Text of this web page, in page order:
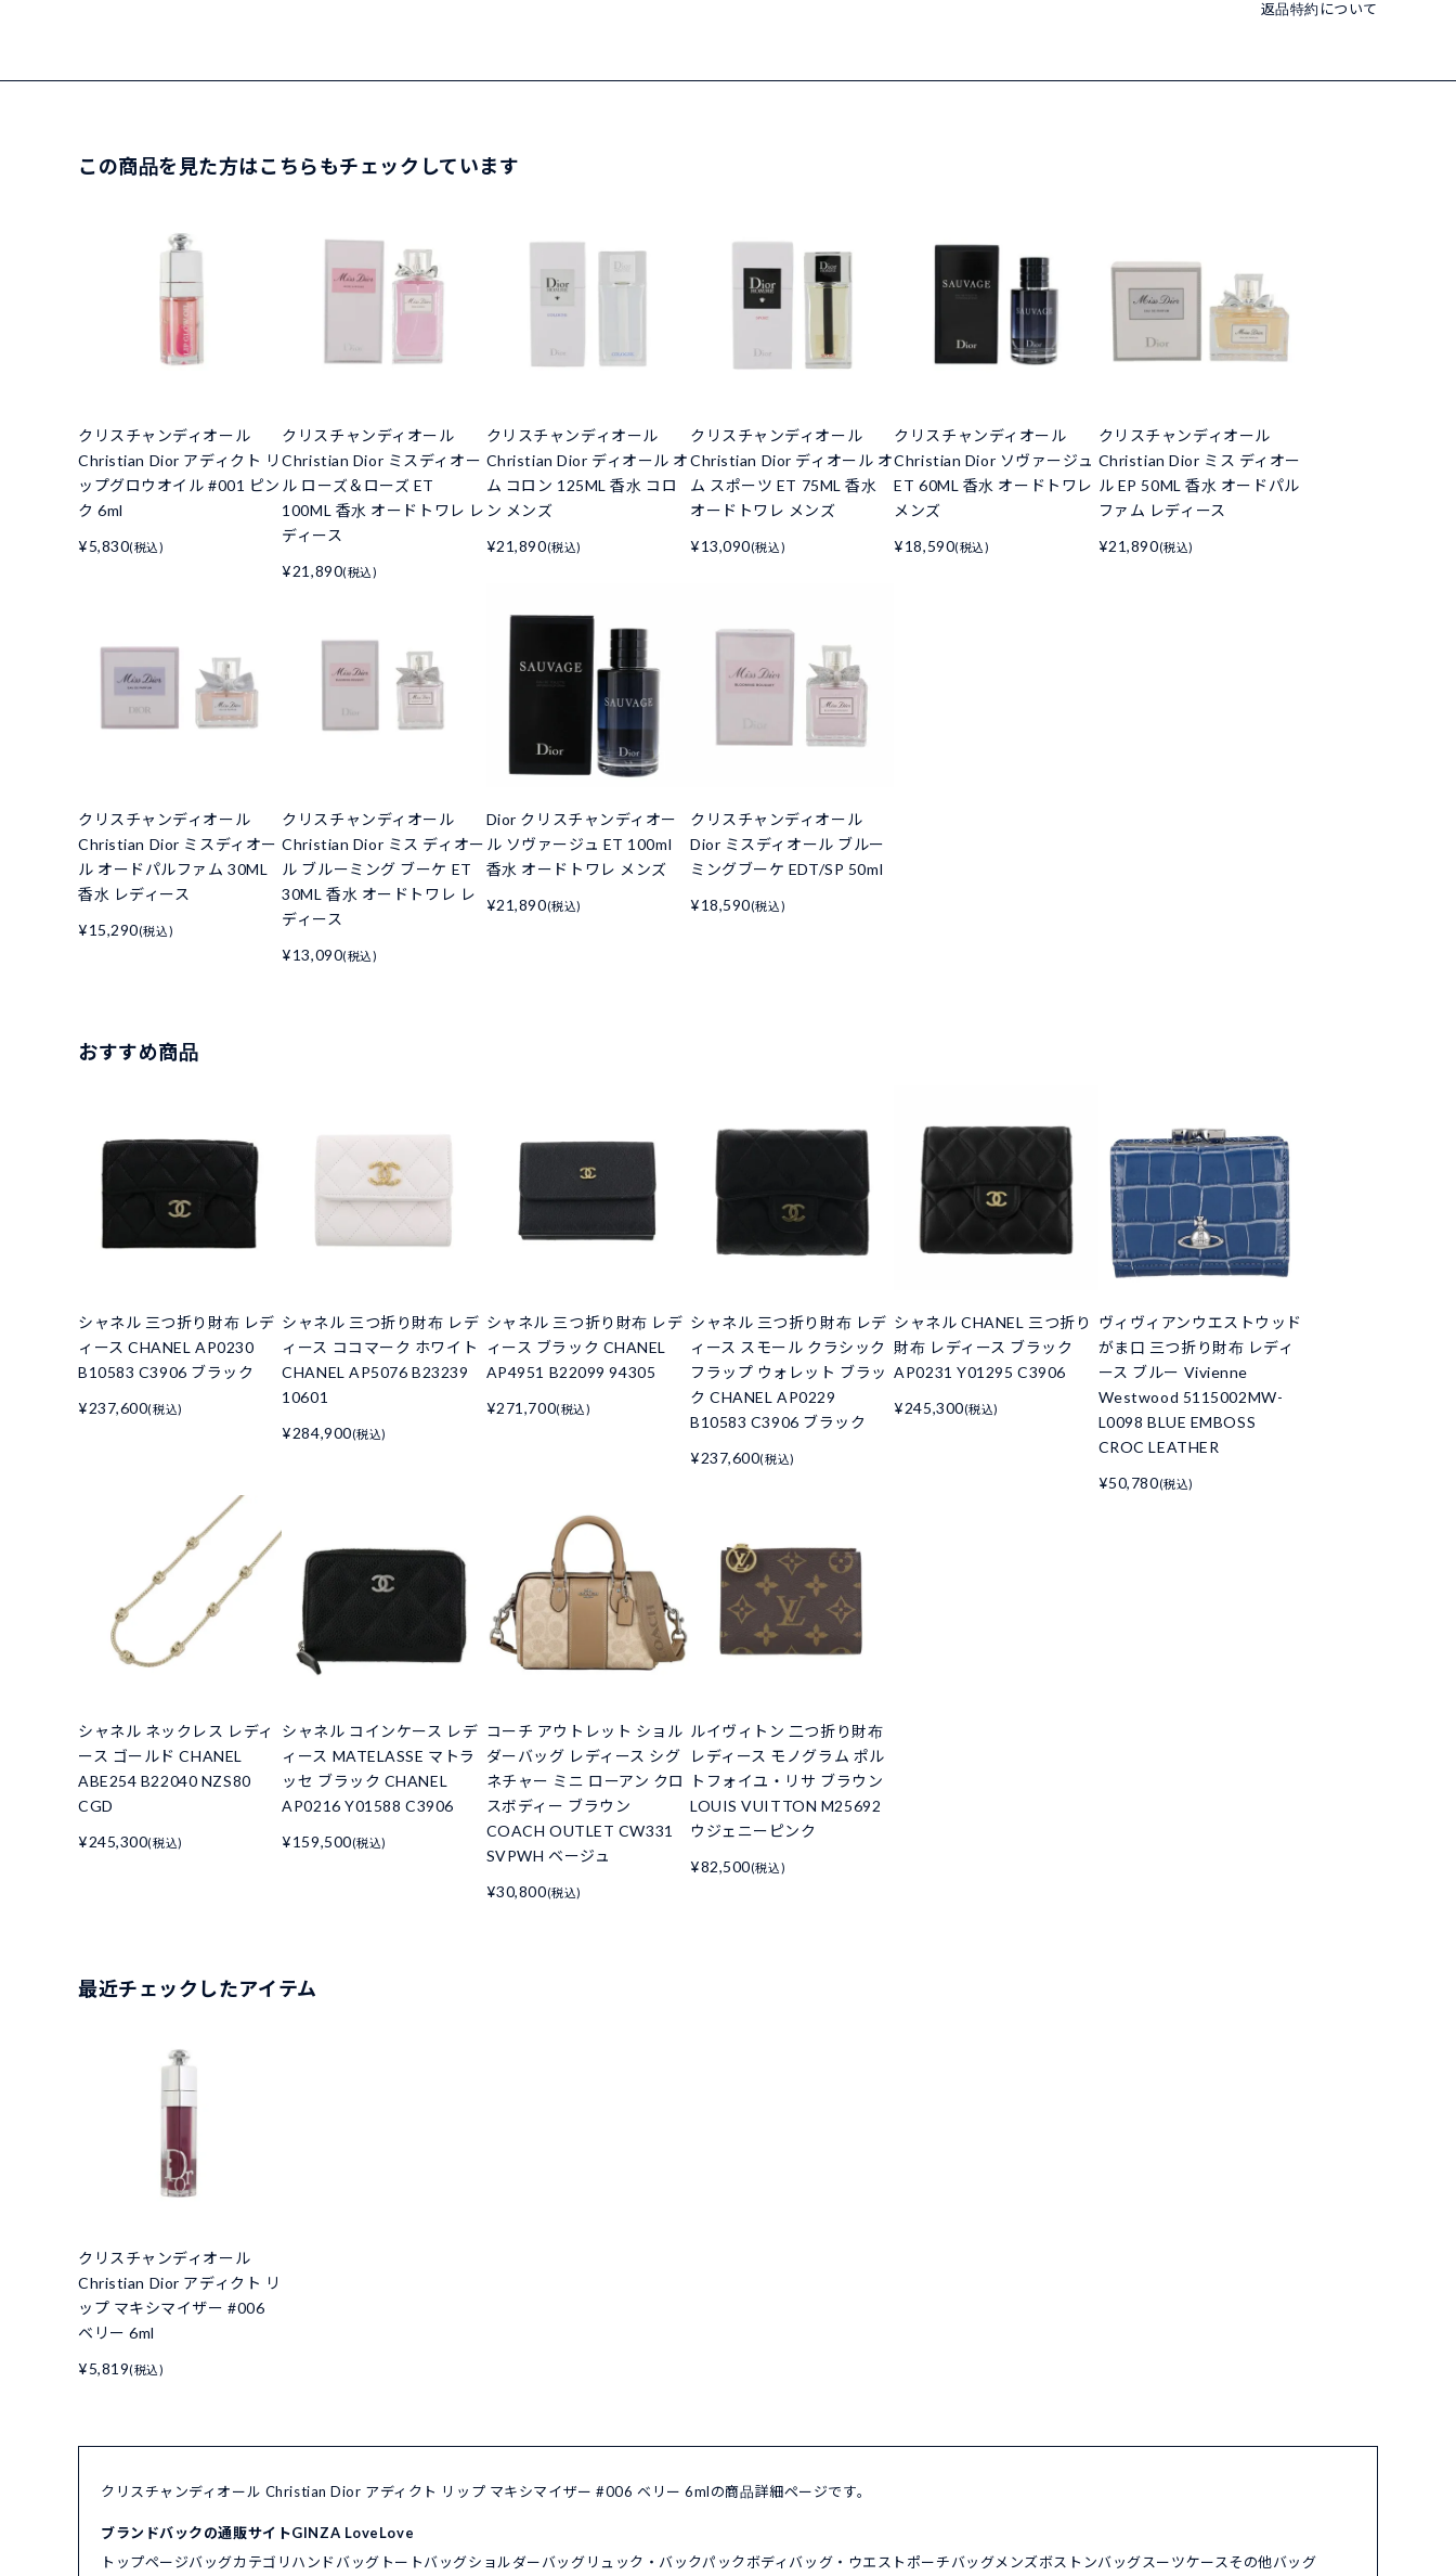
返品特約について
この商品を見た方はこちらもチェックしています
クリスチャンディオール
Christian Dior アディクト リ
ップグロウオイル #001 ピン
ク 6ml
¥5,830(税込)
クリスチャンディオール
Christian Dior ミスディオー
ル ローズ＆ローズ ET
100ML 香水 オードトワレ レ
ディース
¥21,890(税込)
クリスチャンディオール
Christian Dior ディオール オ
ム コロン 125ML 香水 コロ
ン メンズ
¥21,890(税込)
クリスチャンディオール
Christian Dior ディオール オ
ム スポーツ ET 75ML 香水
オードトワレ メンズ
¥13,090(税込)
クリスチャンディオール
Christian Dior ソヴァージュ
ET 60ML 香水 オードトワレ
メンズ
¥18,590(税込)
クリスチャンディオール
Christian Dior ミス ディオー
ル EP 50ML 香水 オードパル
ファム レディース
¥21,890(税込)
クリスチャンディオール
Christian Dior ミスディオー
ル オードパルファム 30ML
香水 レディース
¥15,290(税込)
クリスチャンディオール
Christian Dior ミス ディオー
ル ブルーミング ブーケ ET
30ML 香水 オードトワレ レ
ディース
¥13,090(税込)
Dior クリスチャンディオー
ル ソヴァージュ ET 100ml
香水 オードトワレ メンズ
¥21,890(税込)
クリスチャンディオール
Dior ミスディオール ブルー
ミングブーケ EDT/SP 50ml
¥18,590(税込)
おすすめ商品
シャネル 三つ折り財布 レデ
ィース CHANEL AP0230
B10583 C3906 ブラック
¥237,600(税込)
シャネル 三つ折り財布 レデ
ィース ココマーク ホワイト
CHANEL AP5076 B23239
10601
¥284,900(税込)
シャネル 三つ折り財布 レデ
ィース ブラック CHANEL
AP4951 B22099 94305
¥271,700(税込)
シャネル 三つ折り財布 レデ
ィース スモール クラシック
フラップ ウォレット ブラッ
ク CHANEL AP0229
B10583 C3906 ブラック
¥237,600(税込)
シャネル CHANEL 三つ折り
財布 レディース ブラック
AP0231 Y01295 C3906
¥245,300(税込)
ヴィヴィアンウエストウッド
がま口 三つ折り財布 レディ
ース ブルー Vivienne
Westwood 5115002MW-
L0098 BLUE EMBOSS
CROC LEATHER
¥50,780(税込)
シャネル ネックレス レディ
ース ゴールド CHANEL
ABE254 B22040 NZS80
CGD
¥245,300(税込)
シャネル コインケース レデ
ィース MATELASSE マトラ
ッセ ブラック CHANEL
AP0216 Y01588 C3906
¥159,500(税込)
コーチ アウトレット ショル
ダーバッグ レディース シグ
ネチャー ミニ ローアン クロ
スボディー ブラウン
COACH OUTLET CW331
SVPWH ベージュ
¥30,800(税込)
ルイヴィトン 二つ折り財布
レディース モノグラム ポル
トフォイユ・リサ ブラウン
LOUIS VUITTON M25692
ウジェニーピンク
¥82,500(税込)
最近チェックしたアイテム
クリスチャンディオール
Christian Dior アディクト リ
ップ マキシマイザー #006
ベリー 6ml
¥5,819(税込)
クリスチャンディオール Christian Dior アディクト リップ マキシマイザー #006 ベリー 6mlの商品詳細ページです。
ブランドバックの通販サイトGINZA LoveLove
トップページバッグカテゴリ ハンドバッグ トートバッグショルダーバッグリュック・バックパックボディバッグ・ウエストポーチバッグメンズボストンバッグスーツケースその他バッグ